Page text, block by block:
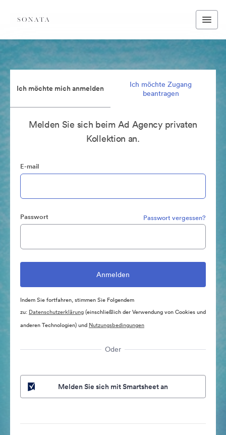
Ich möchte mich anmelden
Ich möchte Zugang
beantragen
Melden Sie sich beim Ad Agency privaten
Kollektion an.
E-mail
Passwort Passwort vergessen?
Indem Sie fortfahren, stimmen Sie Folgendem
zu: Datenschutzerklärung(einschließlich der Verwendung von Cookies und
anderen Technologien) und Nutzungsbedingungen
Oder
Melden Sie sich mit Smartsheet an